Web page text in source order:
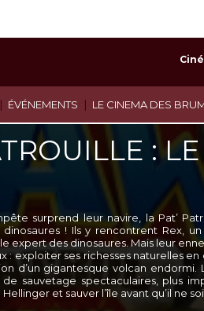
| ÉVÉNEMENTS | LE CINEMA DES
:
surprend leur navire, la Pat’
! Ils y rencontrent Rex,
expert des dinosaures. Mais leur
: exploiter ses richesses naturelles
d’un gigantesque volcan endormi.
sauvetage spectaculaires, plus
et sauver l’île avant qu’il ne